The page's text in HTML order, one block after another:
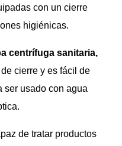
con un cierre
higiénicas.
centrífuga sanitaria,
cierre y es fácil de
ser usado con agua
de tratar productos